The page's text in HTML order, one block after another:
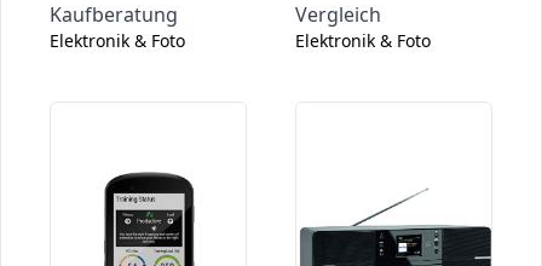
Kaufberatung
Elektronik & Foto
Vergleich
Elektronik & Foto